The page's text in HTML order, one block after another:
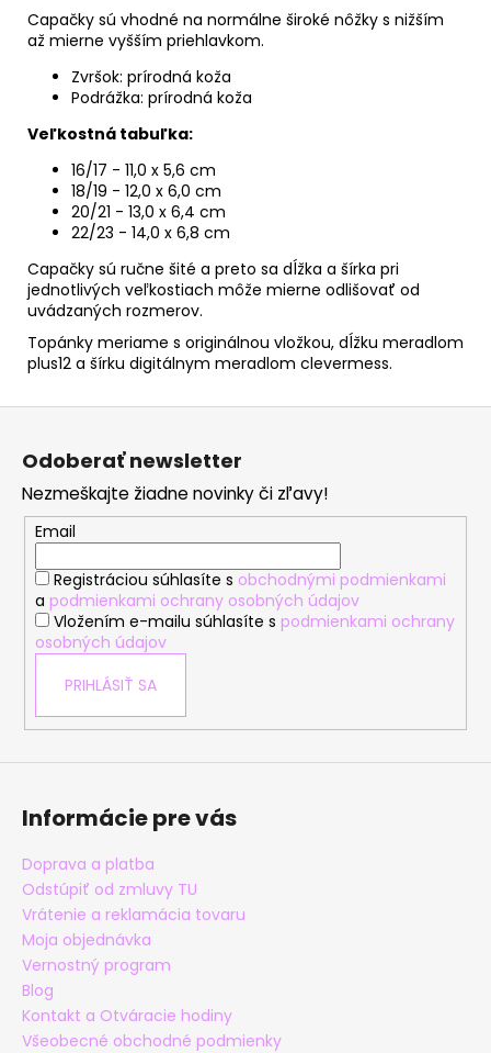
Capačky sú vhodné na normálne široké nôžky s nižším
až mierne vyšším priehlavkom.
Zvršok: prírodná koža
Podrážka: prírodná koža
Veľkostná tabuľka:
16/17 - 11,0 x 5,6 cm
18/19 - 12,0 x 6,0 cm
20/21 - 13,0 x 6,4 cm
22/23 - 14,0 x 6,8 cm
Capačky sú ručne šité a preto sa dĺžka a šírka pri
jednotlivých veľkostiach môže mierne odlišovať od
uvádzaných rozmerov.
Topánky meriame s originálnou vložkou, dĺžku meradlom
plus12 a šírku digitálnym meradlom clevermess.
Z
Odoberať newsletter
Nezmeškajte žiadne novinky či zľavy!
Email
Registráciou súhlasíte s obchodnými podmienkami
a podmienkami ochrany osobných údajov
Vložením e-mailu súhlasíte s podmienkami ochrany
osobných údajov
PRIHLÁSIŤ SA
Informácie pre vás
Doprava a platba
Odstúpiť od zmluvy TU
Vrátenie a reklamácia tovaru
Moja objednávka
Vernostný program
Blog
Kontakt a Otváracie hodiny
Všeobecné obchodné podmienky